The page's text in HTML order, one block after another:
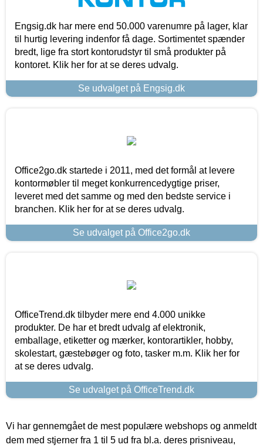
Engsig.dk har mere end 50.000 varenumre på lager, klar
til hurtig levering indenfor få dage. Sortimentet spænder
bredt, lige fra stort kontorudstyr til små produkter på
kontoret. Klik her for at se deres udvalg.
Se udvalget på Engsig.dk
Office2go.dk startede i 2011, med det formål at levere
kontormøbler til meget konkurrencedygtige priser,
leveret med det samme og med den bedste service i
branchen. Klik her for at se deres udvalg.
Se udvalget på Office2go.dk
OfficeTrend.dk tilbyder mere end 4.000 unikke
produkter. De har et bredt udvalg af elektronik,
emballage, etiketter og mærker, kontorartikler, hobby,
skolestart, gæstebøger og foto, tasker m.m. Klik her for
at se deres udvalg.
Se udvalget på OfficeTrend.dk
Vi har gennemgået de mest populære webshops og anmeldt
dem med stjerner fra 1 til 5 ud fra bl.a. deres prisniveau,